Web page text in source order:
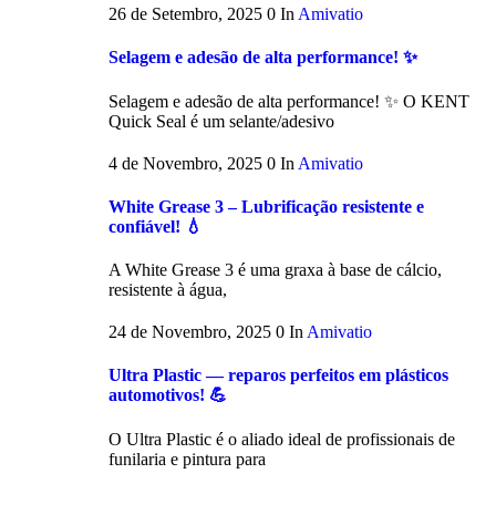
26 de Setembro, 2025 0 In Amivatio
Selagem e adesão de alta performance! ✨
Selagem e adesão de alta performance! ✨ O KENT
Quick Seal é um selante/adesivo
4 de Novembro, 2025 0 In Amivatio
White Grease 3 – Lubrificação resistente e
confiável! 💧
A White Grease 3 é uma graxa à base de cálcio,
resistente à água,
24 de Novembro, 2025 0 In Amivatio
Ultra Plastic — reparos perfeitos em plásticos
automotivos! 💪
O Ultra Plastic é o aliado ideal de profissionais de
funilaria e pintura para